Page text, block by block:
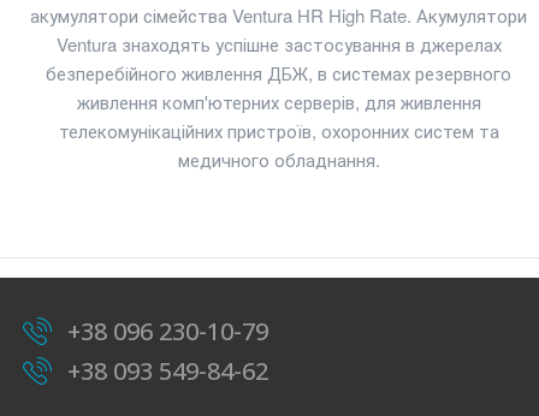
Акумулятор Ventura GP 12-3,5
text_zero
Додаткові характеристикиAGM акумулятор. Має напругу
12 В та ємність - 3.50 А*год. Розміри акумулятор..
акумулятори сімейства Ventura HR High Rate. Акумулятори
Ventura знаходять успішне застосування в джерелах
безперебійного живлення ДБЖ, в системах резервного
живлення комп'ютерних серверів, для живлення
телекомунікаційних пристроїв, охоронних систем та
медичного обладнання.
+38 096 230-10-79
+38 093 549-84-62